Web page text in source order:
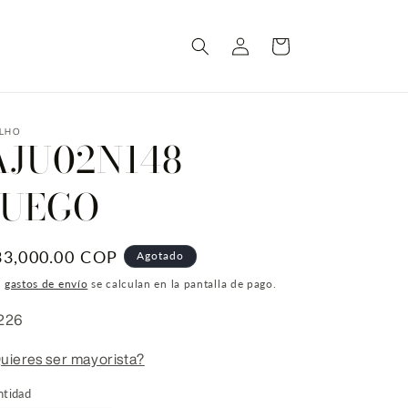
Iniciar
sesión
Carrito
COP Agotado
gastos de envío se calculan en la pantalla de pago.
ser mayorista?